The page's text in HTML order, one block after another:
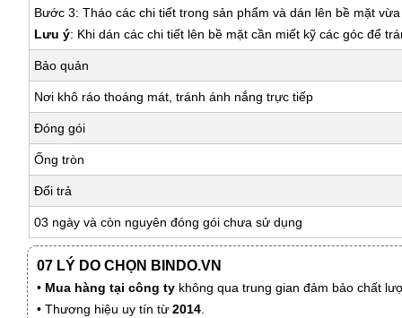
Bước 3: Tháo các chi tiết trong sản phẩm và dán lên bề mặt
Lưu ý: Khi dán các chi tiết lên bề mặt cần miết kỹ các góc để
Bảo quản
Nơi khô ráo thoáng mát, tránh ánh nắng trực tiếp
Đóng gói
Ống tròn
Đổi trả
03 ngày và còn nguyên đóng gói chưa sử dụng
07 LÝ DO CHỌN BINDO.VN
• Mua hàng tại công ty không qua trung gian đảm bảo chất
• Thương hiệu uy tín từ 2014.